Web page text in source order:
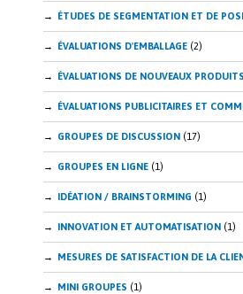
ÉTUDES DE SEGMENTATION ET DE
ÉVALUATIONS D'EMBALLAGE (2)
ÉVALUATIONS DE NOUVEAUX
ÉVALUATIONS PUBLICITAIRES ET
GROUPES DE DISCUSSION (17)
GROUPES EN LIGNE (1)
IDÉATION / BRAINSTORMING (1)
INNOVATION ET AUTOMATISATION (1)
MESURES DE SATISFACTION DE LA
MINI GROUPES (1)